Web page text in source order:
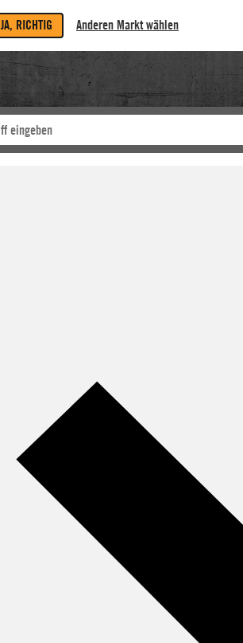
JA, RICHTIG Anderen Markt wählen